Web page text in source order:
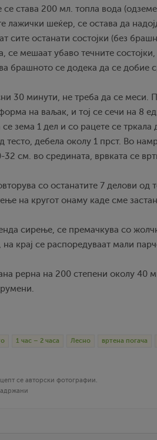
се става 200 мл. топла вода
лажички шеќер, се остава да
сите останати состојки (без
се мешаат убаво течните состојки,
брашното се додека да се добие
30 минути, не треба да се меси.
на ваљак, и тој се сечи на 8
зема 1 дел и со рацете се тркала
тесто, дебела околу 1 прст. Во
32 см. во средината, врвката се
со останатите 7 делови од
на кругот онаму каде сме
сирење, се премачкува со
крај се распоредуваат мали
рерна на 200 степени околу 40
1 час – 2 часа Лесно вртена погача
се авторски фотографии.